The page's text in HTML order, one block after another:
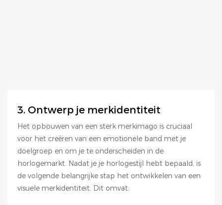
3. Ontwerp je merkidentiteit
Het opbouwen van een sterk merkimago is cruciaal
voor het creëren van een emotionele band met je
doelgroep en om je te onderscheiden in de
horlogemarkt. Nadat je je horlogestijl hebt bepaald, is
de volgende belangrijke stap het ontwikkelen van een
visuele merkidentiteit. Dit omvat: